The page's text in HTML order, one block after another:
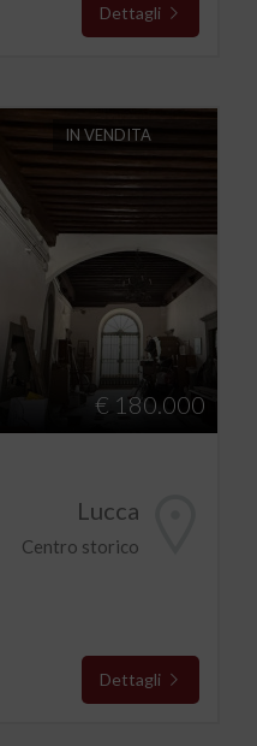
Dettagli
IN VENDITA
€ 180.000
Lucca
Centro storico
Dettagli